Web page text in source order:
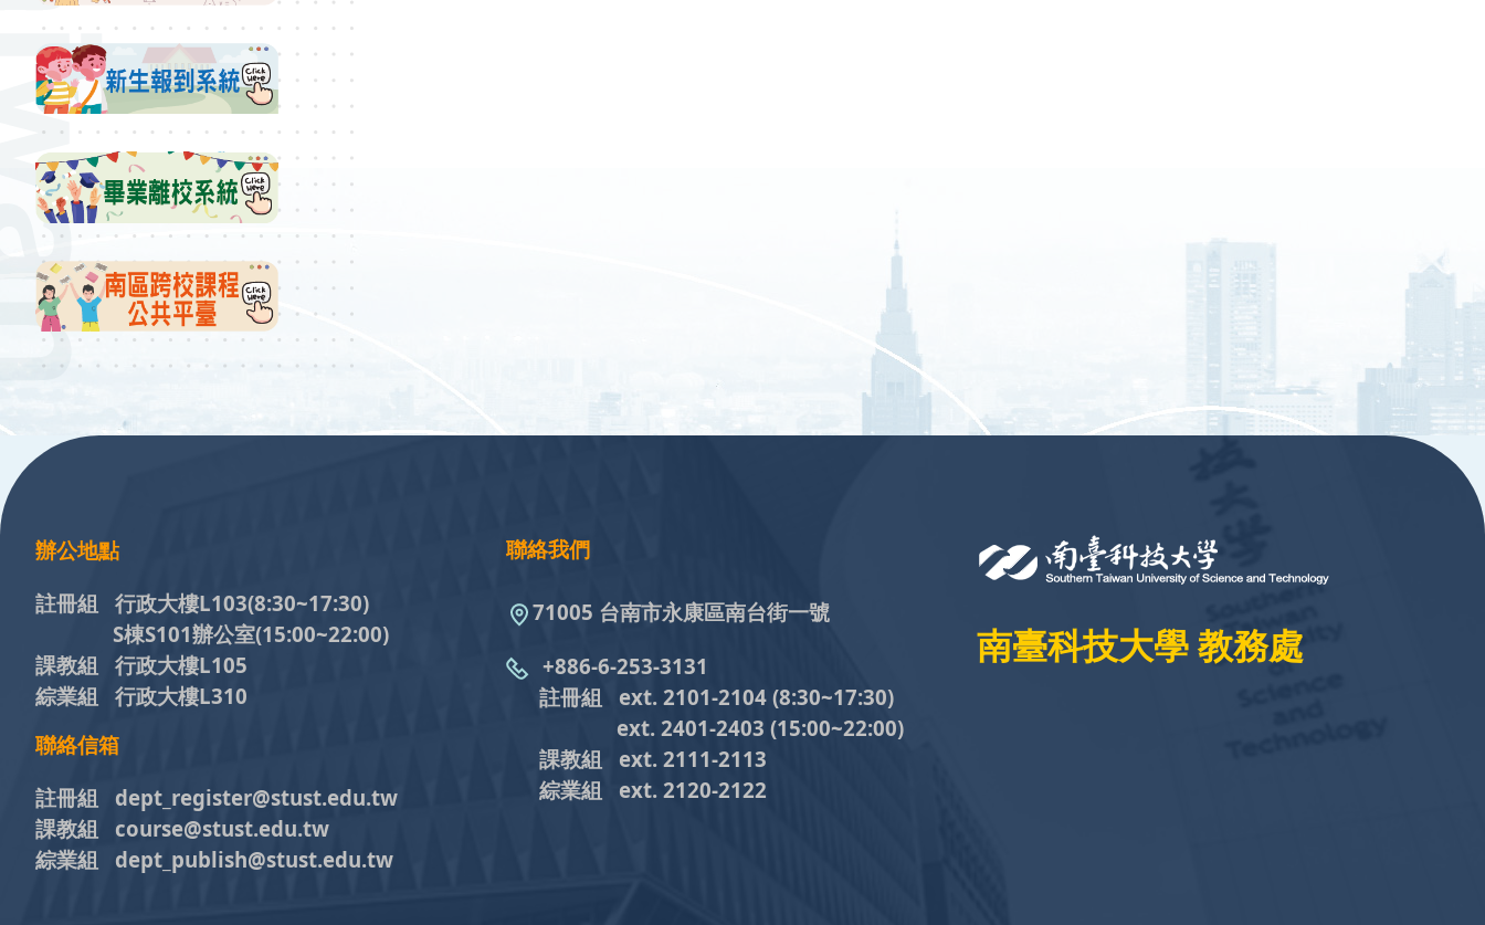
:::
南臺科技大學 教務處
聯絡我們
71005 台南市永康區南台街一號
+886-6-253-3131
註冊組 ext. 2101-2104 (8:30~17:30)
ext. 2401-2403 (15:00~22:00)
課教組 ext. 2111-2113
綜業組
ext. 2120-2122
辦公地點
註冊組 行政大樓L103(8:30~17:30)
S棟S101辦公室(15:00~22:00)
課教組 行政大樓L105
綜業組 行政大樓L310
聯絡信箱
註冊組 dept_register@stust.edu.tw
課教組 course@stust.edu.tw
綜業組 dept_publish@stust.edu.tw